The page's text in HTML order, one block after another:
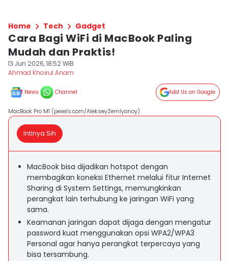
Home Tech Gadget
Cara Bagi WiFi di MacBook Paling
Mudah dan Praktis!
13 Jun 2026, 18:52 WIB
Ahmad Khoirul Anam
News Channel Add Us on Google
MacBook Pro M1 (pexels.com/AlekseyZemlyanoy)
Intinya Sih
MacBook bisa dijadikan hotspot dengan
membagikan koneksi Ethernet melalui fitur Internet
Sharing di System Settings, memungkinkan
perangkat lain terhubung ke jaringan WiFi yang
sama.
Keamanan jaringan dapat dijaga dengan mengatur
password kuat menggunakan opsi WPA2/WPA3
Personal agar hanya perangkat terpercaya yang
bisa tersambung.